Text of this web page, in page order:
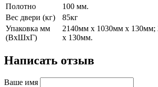
Полотно
100 мм.
Вес двери (кг)
85кг
Упаковка мм
(ВхШхГ)
2140мм х 1030мм х
х 130мм.
Написать отзыв
Ваше имя